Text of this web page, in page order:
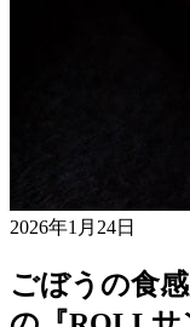
2026年1月24日
ごぼうの食